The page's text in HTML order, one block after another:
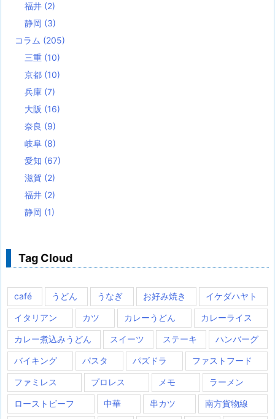
福井 (2)
静岡 (3)
コラム (205)
三重 (10)
京都 (10)
兵庫 (7)
大阪 (16)
奈良 (9)
岐阜 (8)
愛知 (67)
滋賀 (2)
福井 (2)
静岡 (1)
Tag Cloud
café うどん うなぎ お好み焼き イケダハヤト
イタリアン カツ カレーうどん カレーライス
カレー煮込みうどん スイーツ ステーキ ハンバーグ
バイキング パスタ パズドラ ファストフード
ファミレス プロレス メモ ラーメン
ローストビーフ 中華 串カツ 南方貨物線